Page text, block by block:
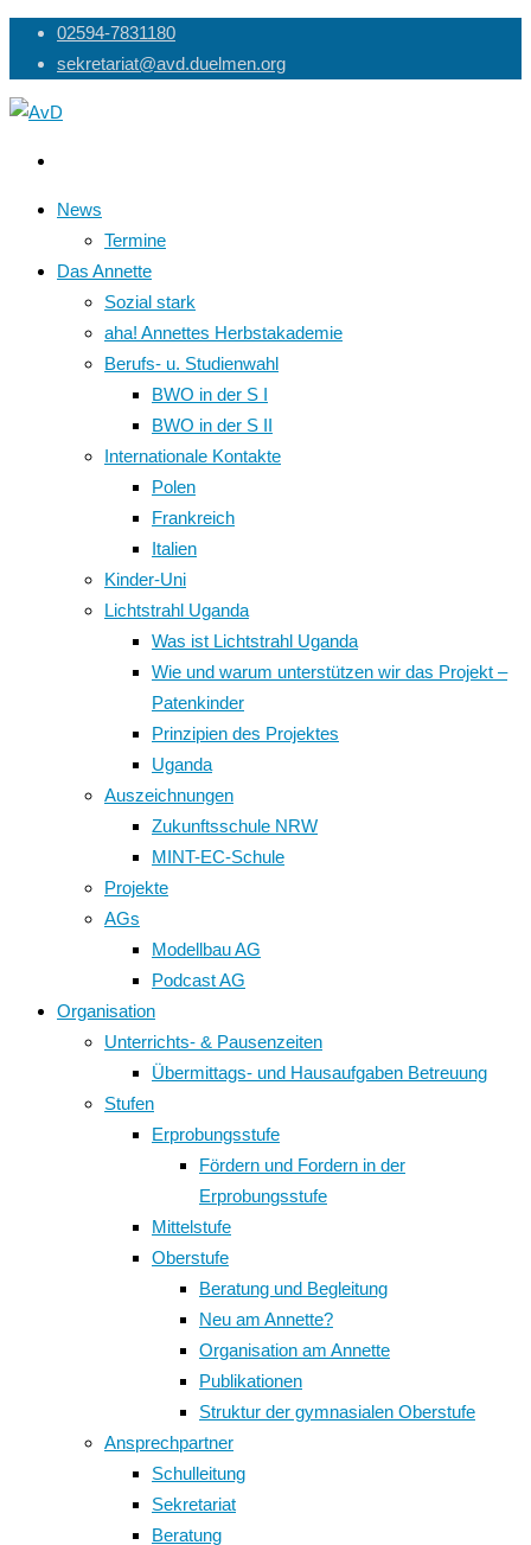
Skip
content
02594-7831180
sekretariat@avd.duelmen.org
News
Termine
Das Annette
Sozial stark
aha! Annettes Herbstakademie
Berufs- u. Studienwahl
BWO in der S I
BWO in der S II
Internationale Kontakte
Polen
Frankreich
Italien
Kinder-Uni
Lichtstrahl Uganda
Was ist Lichtstrahl Uganda
Wie und warum unterstützen wir das Projekt –
Patenkinder
Prinzipien des Projektes
Uganda
Auszeichnungen
Zukunftsschule NRW
MINT-EC-Schule
Projekte
AGs
Modellbau AG
Podcast AG
Organisation
Unterrichts- & Pausenzeiten
Übermittags- und Hausaufgaben Betreuung
Stufen
Erprobungsstufe
Fördern und Fordern in der
Erprobungsstufe
Mittelstufe
Oberstufe
Beratung und Begleitung
Neu am Annette?
Organisation am Annette
Publikationen
Struktur der gymnasialen Oberstufe
Ansprechpartner
Schulleitung
Sekretariat
Beratung